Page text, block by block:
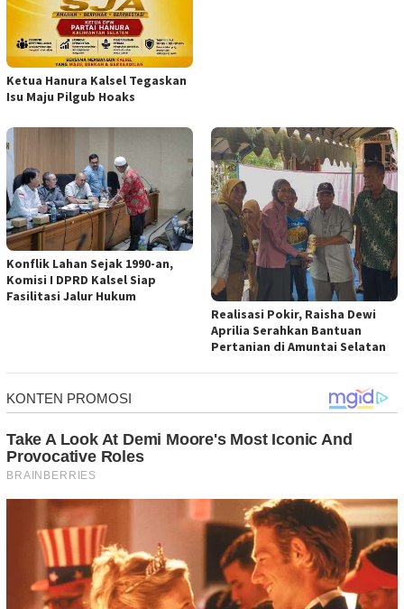
Ketua Hanura Kalsel Tegaskan
Isu Maju Pilgub Hoaks
Konflik Lahan Sejak 1990-an,
Komisi I DPRD Kalsel Siap
Fasilitasi Jalur Hukum
Realisasi Pokir, Raisha Dewi
Aprilia Serahkan Bantuan
Pertanian di Amuntai Selatan